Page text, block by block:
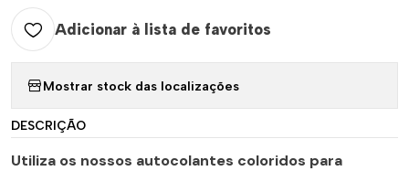
Adicionar à lista de favoritos
Mostrar stock das localizações
DESCRIÇÃO
Utiliza os nossos autocolantes coloridos para